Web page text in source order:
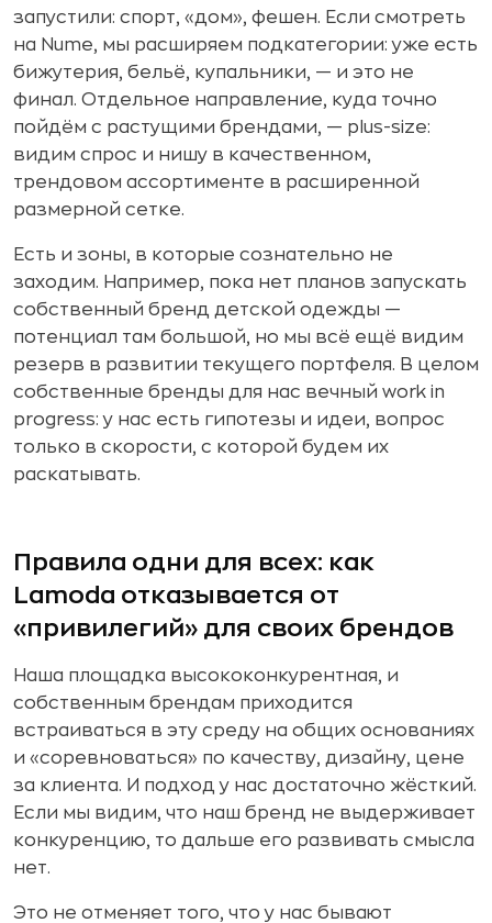
запустили: спорт, «дом», фешен. Если смотреть
на Nume, мы расширяем подкатегории: уже есть
бижутерия, бельё, купальники, — и это не
финал. Отдельное направление, куда точно
пойдём с растущими брендами, — plus-size:
видим спрос и нишу в качественном,
трендовом ассортименте в расширенной
размерной сетке.
Есть и зоны, в которые сознательно не
заходим. Например, пока нет планов запускать
собственный бренд детской одежды —
потенциал там большой, но мы всё ещё видим
резерв в развитии текущего портфеля. В целом
собственные бренды для нас вечный work in
progress: у нас есть гипотезы и идеи, вопрос
только в скорости, с которой будем их
раскатывать.
Правила одни для всех: как
Lamoda отказывается от
«привилегий» для своих брендов
Наша площадка высококонкурентная, и
собственным брендам приходится
встраиваться в эту среду на общих основаниях
и «соревноваться» по качеству, дизайну, цене
за клиента. И подход у нас достаточно жёсткий.
Если мы видим, что наш бренд не выдерживает
конкуренцию, то дальше его развивать смысла
нет.
Это не отменяет того, что у нас бывают